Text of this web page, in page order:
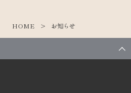
HOME お知らせ